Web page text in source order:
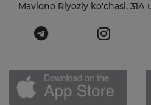
Mavlono Riyoziy ko'chasi, 31А